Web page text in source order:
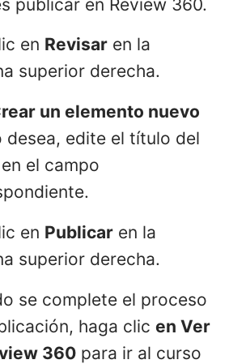
publicar en Review 360.
en Revisar en la
superior derecha.
un elemento nuevo
desea, edite el título del
el campo
en Publicar en la
superior derecha.
se complete el proceso
haga clic en Ver
360 para ir al curso